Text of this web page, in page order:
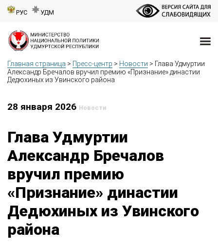
РУС УДМ
Главная страница > Пресс-центр > Новости > Глава Удмуртии
Александр Бречалов вручил премию «Признание» династии
Дедюхиных из Увинского района
28 января 2026 Новости
Глава Удмуртии
Александр Бречалов
вручил премию
«Признание» династии
Дедюхиных из Увинского
района